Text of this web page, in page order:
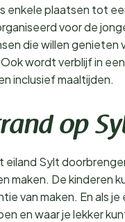
enkele plaatsen tot
voor de
die willen
wordt verblijf in
inclusief maaltijden.
op
eiland Sylt
maken. De kinderen
van maken. En als
en waar je lekker